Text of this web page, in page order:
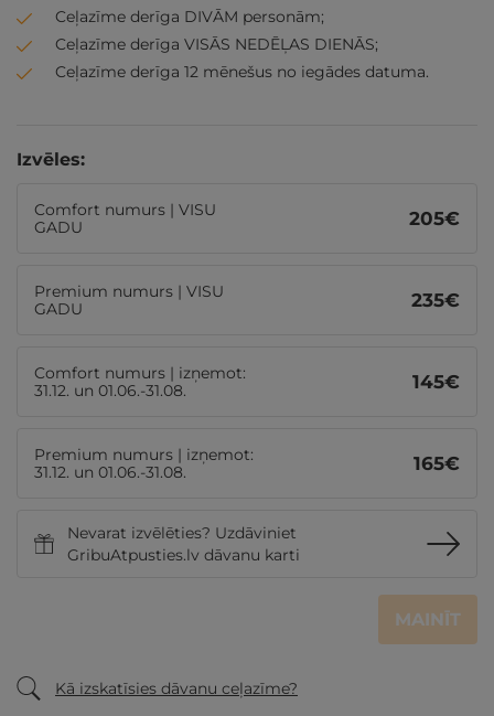
Ceļazīme derīga DIVĀM personām;
Ceļazīme derīga VISĀS NEDĒĻAS DIENĀS;
Ceļazīme derīga 12 mēnešus no iegādes datuma.
Izvēles:
Comfort numurs | VISU
GADU
205€
Premium numurs | VISU
GADU
235€
Comfort numurs | izņemot:
31.12. un 01.06.-31.08.
145€
Premium numurs | izņemot:
31.12. un 01.06.-31.08.
165€
Nevarat izvēlēties? Uzdāviniet
GribuAtpusties.lv dāvanu karti
MAINĪT
Kā izskatīsies dāvanu ceļazīme?